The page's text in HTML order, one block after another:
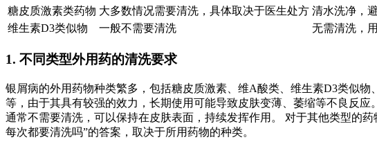
糖皮质激素类药物 大多数情况需要清洗，具体取决于医生处方 清水洗净，
维生素D3类似物
一般不需要清洗 无需清洗，
1. 不同类型外用药的清洗要求
银屑病的外用药物种类繁多，包括糖皮质激素、维A酸类、维生素D3类似
等，由于其具有较强的效力，长期使用可能导致皮肤变薄、萎缩等不良反
通常不需要清洗，可以保持在皮肤表面，持续发挥作用。 对于其他类型的
每次都要清洗吗”的答案，取决于所用药物的种类。